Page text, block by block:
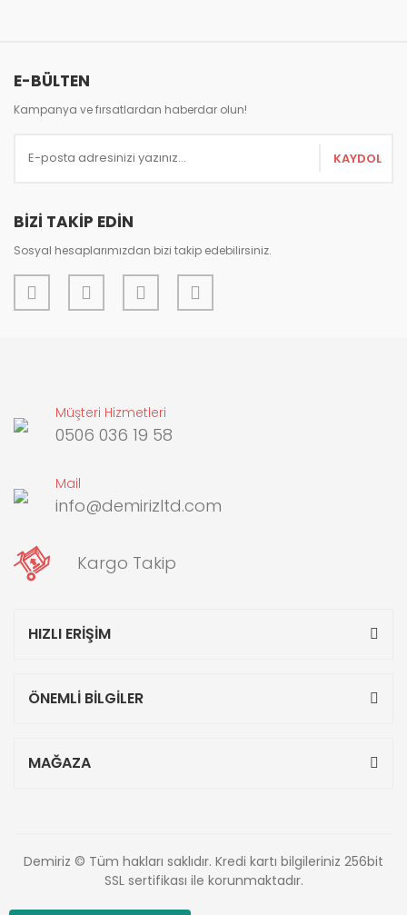
Ürün resmi kalitesiz, bozuk veya görüntülenemiyor.
Ürün açıklamasında eksik bilgiler bulunuyor.
Ürün fiyatı diğer sitelerden daha pahalı.
Gönder
E-BÜLTEN
Kampanya ve fırsatlardan haberdar olun!
KAYDOL
BİZİ TAKİP EDİN
Sosyal hesaplarımızdan bizi takip edebilirsiniz.
Müşteri Hizmetleri
0506 036 19 58
Mail
info@demirizltd.com
Kargo Takip
HIZLI ERİŞİM
ÖNEMLİ BİLGİLER
MAĞAZA
Demiriz © Tüm hakları saklıdır. Kredi kartı bilgileriniz 256bit
SSL sertifikası ile korunmaktadır.